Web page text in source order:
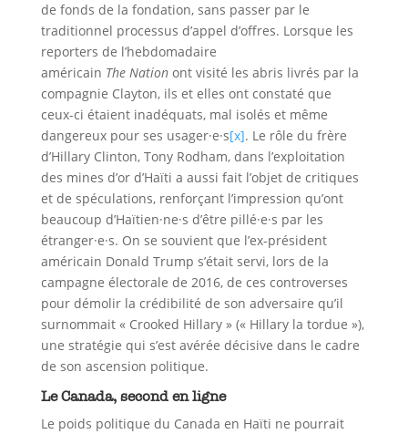
de fonds de la fondation, sans passer par le
traditionnel processus d’appel d’offres. Lorsque les
reporters de l’hebdomadaire
américain The Nation ont visité les abris livrés par la
compagnie Clayton, ils et elles ont constaté que
ceux-ci étaient inadéquats, mal isolés et même
dangereux pour ses usager·e·s[x]. Le rôle du frère
d’Hillary Clinton, Tony Rodham, dans l’exploitation
des mines d’or d’Haïti a aussi fait l’objet de critiques
et de spéculations, renforçant l’impression qu’ont
beaucoup d’Haïtien·ne·s d’être pillé·e·s par les
étranger·e·s. On se souvient que l’ex-président
américain Donald Trump s’était servi, lors de la
campagne électorale de 2016, de ces controverses
pour démolir la crédibilité de son adversaire qu’il
surnommait « Crooked Hillary » (« Hillary la tordue »),
une stratégie qui s’est avérée décisive dans le cadre
de son ascension politique.
Le Canada, second en ligne
Le poids politique du Canada en Haïti ne pourrait